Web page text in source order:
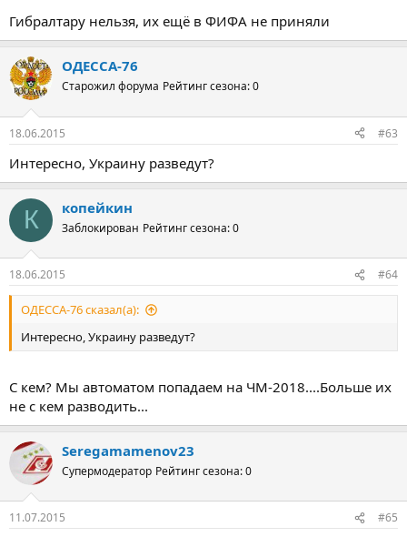
Гибралтару нельзя, их ещё в ФИФА не приняли
ОДЕССА-76
Старожил форума Рейтинг сезона: 0
18.06.2015 #63
Интересно, Украину разведут?
К копейкин
Заблокирован Рейтинг сезона: 0
18.06.2015 #64
ОДЕССА-76 сказал(а):
Интересно, Украину разведут?
С кем? Мы автоматом попадаем на ЧМ-2018....Больше их
не с кем разводить...
Seregamamenov23
Супермодератор Рейтинг сезона: 0
11.07.2015 #65